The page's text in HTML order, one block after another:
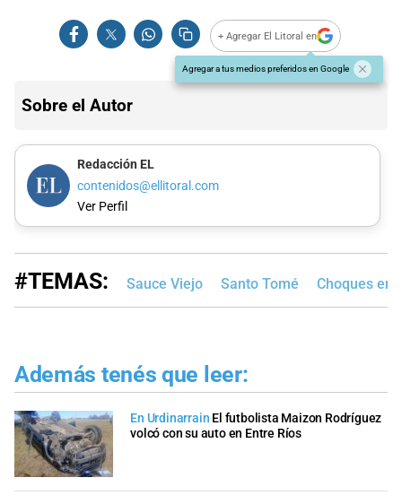
+ Agregar El Litoral en
Agregar a tus medios preferidos en Google
Sobre el Autor
Redacción EL
contenidos@ellitoral.com
Ver Perfil
#TEMAS: Sauce Viejo Santo Tomé Choques en
Además tenés que leer:
En Urdinarrain El futbolista Maizon Rodríguez
volcó con su auto en Entre Ríos